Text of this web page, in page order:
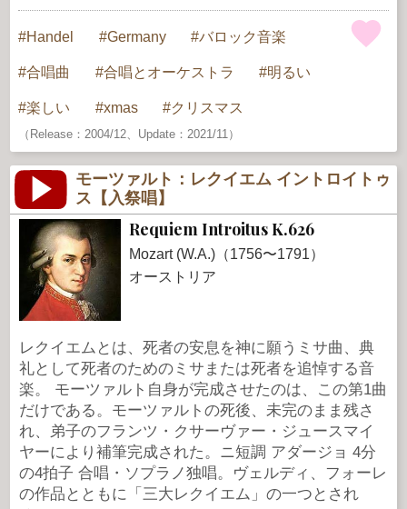
Handel Germany バロック音楽
合唱曲 合唱とオーケストラ 明るい
楽しい xmas クリスマス
（Release：2004/12、Update：2021/11）
モーツァルト：レクイエム イントロイトゥ
ス【入祭唱】
Requiem Introitus K.626
Mozart (W.A.)（1756〜1791）
オーストリア
レクイエムとは、死者の安息を神に願うミサ曲、典
礼として死者のためのミサまたは死者を追悼する音
楽。 モーツァルト自身が完成させたのは、この第1曲
だけである。モーツァルトの死後、未完のまま残さ
れ、弟子のフランツ・クサーヴァー・ジュースマイ
ヤーにより補筆完成された。ニ短調 アダージョ 4分
の4拍子 合唱・ソプラノ独唱。ヴェルディ、フォーレ
の作品とともに「三大レクイエム」の一つとされ